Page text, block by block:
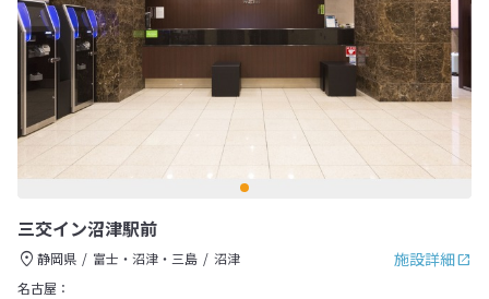
三交イン沼津駅前
施設詳細
静岡県 富士・沼津・三島
沼津
名古屋：